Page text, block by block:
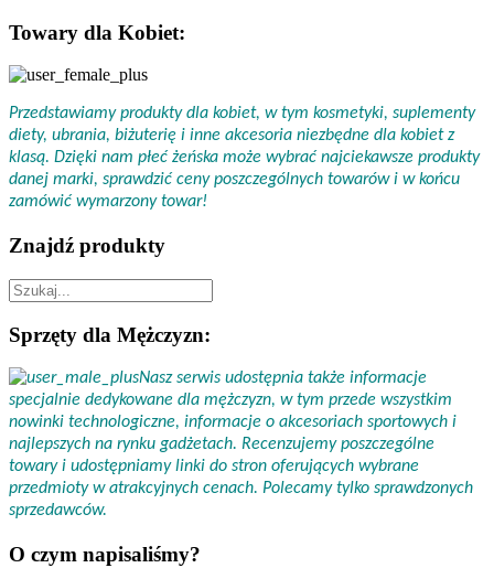
Towary dla Kobiet:
Przedstawiamy produkty dla kobiet, w tym kosmetyki, suplementy
diety, ubrania, biżuterię i inne akcesoria niezbędne dla kobiet z
klasą. Dzięki nam płeć żeńska może wybrać najciekawsze produkty
danej marki, sprawdzić ceny poszczególnych towarów i w końcu
zamówić wymarzony towar!
Znajdź produkty
Sprzęty dla Mężczyzn:
Nasz serwis udostępnia także informacje
specjalnie dedykowane dla mężczyzn, w tym przede wszystkim
nowinki technologiczne, informacje o akcesoriach sportowych i
najlepszych na rynku gadżetach. Recenzujemy poszczególne
towary i udostępniamy linki do stron oferujących wybrane
przedmioty w atrakcyjnych cenach. Polecamy tylko sprawdzonych
sprzedawców.
O czym napisaliśmy?